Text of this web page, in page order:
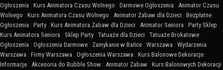
Ogłoszenia : Kurs Animatora Czasu Wolnego : Darmowe Ogłoszenia : Animator Czasu
Wolnego : Kurs Animatora Czasu Wolnego : Animator Zabaw dla Dzieci : Bezpłatne
Ogłoszenia : Party : Kurs Animatora Zabaw dla Dzieci : Animator Seniora : Party Sklep :
Kurs Animatora Seniora : Sklep Party : Tatuaże dla Dzieci : Tatuaże Brokatowe :
Ogłoszenia : Ogłoszenia Darmowe : Zamykanie w Bańce : Warszawa : Wydarzenia
Warszawa : Firmy Warszawa : Ogłoszenia Warszawa : Kurs Balonowe Dekoracje :
Informacje : Akcesoria do Bubble Show : Animator Zabaw : Kurs Balonowych Dekoracji